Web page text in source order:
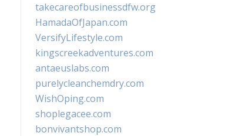
takecareofbusinessdfw.org
HamadaOfJapan.com
VersifyLifestyle.com
kingscreekadventures.com
antaeuslabs.com
purelycleanchemdry.com
WishOping.com
shoplegacee.com
bonvivantshop.com